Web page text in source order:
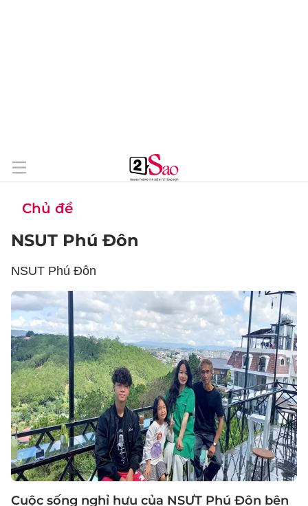
Chủ đề
NSUT Phú Đôn
NSUT Phú Đôn
Cuộc sống nghỉ hưu của NSƯT Phú Đôn bên